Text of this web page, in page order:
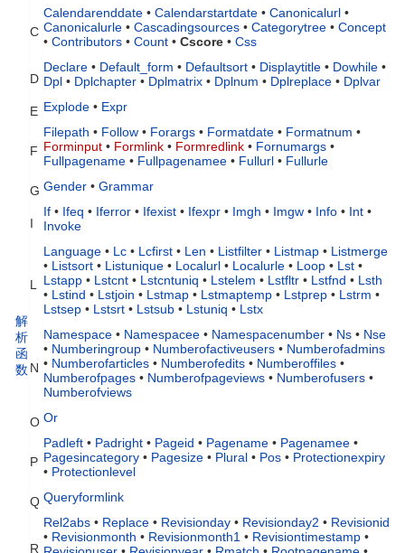
解
析
函
数
C
Calendarenddate • Calendarstartdate • Canonicalurl •
Canonicalurle • Cascadingsources • Categorytree • Concept
• Contributors • Count • Cscore • Css
D
Declare • Default_form • Defaultsort • Displaytitle • Dowhile •
Dpl • Dplchapter • Dplmatrix • Dplnum • Dplreplace • Dplvar
E Explode • Expr
F
Filepath • Follow • Forargs • Formatdate • Formatnum •
Forminput • Formlink • Formredlink • Fornumargs •
Fullpagename • Fullpagenamee • Fullurl • Fullurle
G Gender • Grammar
I
If • Ifeq • Iferror • Ifexist • Ifexpr • Imgh • Imgw • Info • Int •
Invoke
L
Language • Lc • Lcfirst • Len • Listfilter • Listmap • Listmerge
• Listsort • Listunique • Localurl • Localurle • Loop • Lst •
Lstapp • Lstcnt • Lstcntuniq • Lstelem • Lstfltr • Lstfnd • Lsth
• Lstind • Lstjoin • Lstmap • Lstmaptemp • Lstprep • Lstrm •
Lstsep • Lstsrt • Lstsub • Lstuniq • Lstx
N
Namespace • Namespacee • Namespacenumber • Ns • Nse
• Numberingroup • Numberofactiveusers • Numberofadmins
• Numberofarticles • Numberofedits • Numberoffiles •
Numberofpages • Numberofpageviews • Numberofusers •
Numberofviews
O Or
P
Padleft • Padright • Pageid • Pagename • Pagenamee •
Pagesincategory • Pagesize • Plural • Pos • Protectionexpiry
• Protectionlevel
Q Queryformlink
R
Rel2abs • Replace • Revisionday • Revisionday2 • Revisionid
• Revisionmonth • Revisionmonth1 • Revisiontimestamp •